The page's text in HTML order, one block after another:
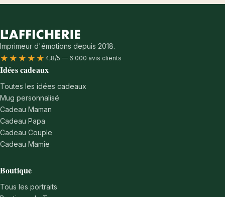
Imprimeur d'émotions depuis 2018.
★★★★★ 4,8/5 — 6 000 avis clients
Idées cadeaux
Toutes les idées cadeaux
Mug personnalisé
Cadeau Maman
Cadeau Papa
Cadeau Couple
Cadeau Mamie
Boutique
Tous les portraits